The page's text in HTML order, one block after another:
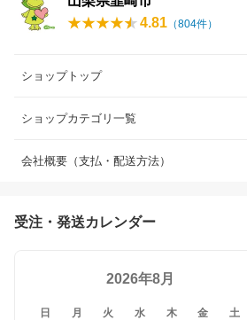
4.81 （804件）
ショップトップ
ショップカテゴリ一覧
会社概要（支払・配送方法）
受注・発送カレンダー
2026年8月
日 月 火 水 木 金 土